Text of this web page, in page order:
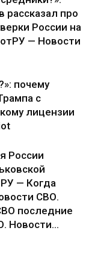
про
России на
— Новости
почему
с
лицензии
России
— Когда
СВО.
последние
Новости...